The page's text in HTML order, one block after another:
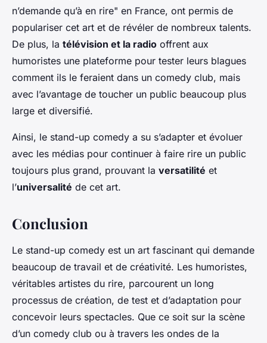
n’demande qu’à en rire" en France, ont permis de
populariser cet art et de révéler de nombreux talents.
De plus, la télévision et la radio offrent aux
humoristes une plateforme pour tester leurs blagues
comment ils le feraient dans un comedy club, mais
avec l’avantage de toucher un public beaucoup plus
large et diversifié.
Ainsi, le stand-up comedy a su s’adapter et évoluer
avec les médias pour continuer à faire rire un public
toujours plus grand, prouvant la versatilité et
l’universalité de cet art.
Conclusion
Le stand-up comedy est un art fascinant qui demande
beaucoup de travail et de créativité. Les humoristes,
véritables artistes du rire, parcourent un long
processus de création, de test et d’adaptation pour
concevoir leurs spectacles. Que ce soit sur la scène
d’un comedy club ou à travers les ondes de la